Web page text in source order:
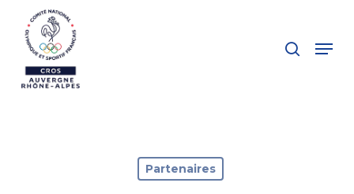
main
content
Menu
Partenaires
Close